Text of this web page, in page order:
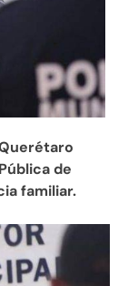
de
familiar.